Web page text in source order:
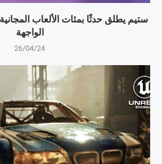
ستيم يطلق حدثًا بمئات الألعاب
الواجهة
26/04/24